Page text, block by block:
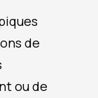
de
ou de